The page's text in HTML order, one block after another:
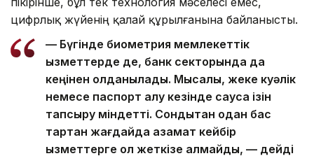
цифрлық жүйенің қалай құрылғанына байланысты.
— Бүгінде биометрия мемлекеттік
қызметтерде де, банк секторында да
кеңінен қолданылады. Мысалы, жеке куәлік
немесе паспорт алу кезінде саусақ ізін
тапсыру міндетті. Сондықтан одан бас
тартқан жағдайда азамат кейбір
қызметтерге қол жеткізе алмайды, — дейді